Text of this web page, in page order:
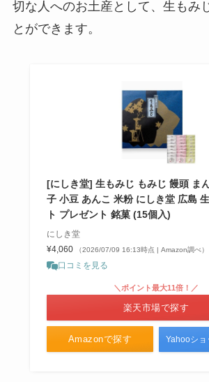
切な人へのお土産として、生もみ
とができます。
[にしき堂] 生もみじ もみじ 饅頭 ま
子 小豆 あんこ 米粉 にしき堂 広島
ト プレゼント 銘菓 (15個入)
にしき堂
¥4,060
（2026/07/09 16:13時点 | Amazon調べ）
口コミを見る
Amazonで探す
＼ポイント最大11倍！／
楽天市場で探す
Yahooシ